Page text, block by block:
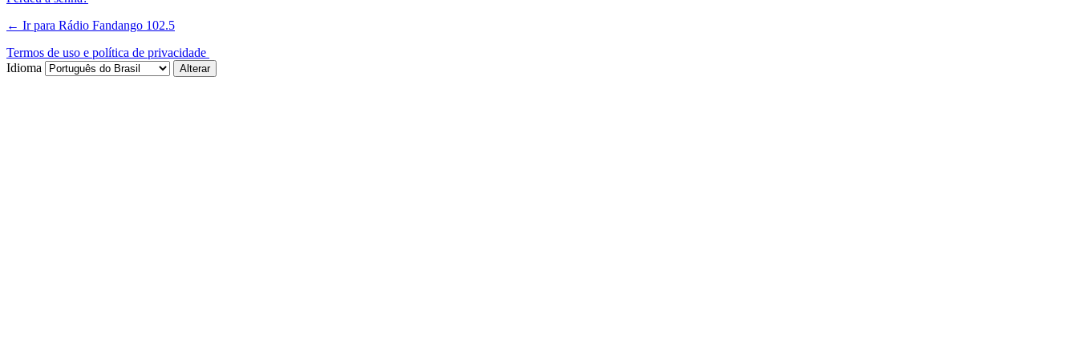
← Ir para Rádio Fandango 102.5
Termos de uso e política de privacidade
Idioma